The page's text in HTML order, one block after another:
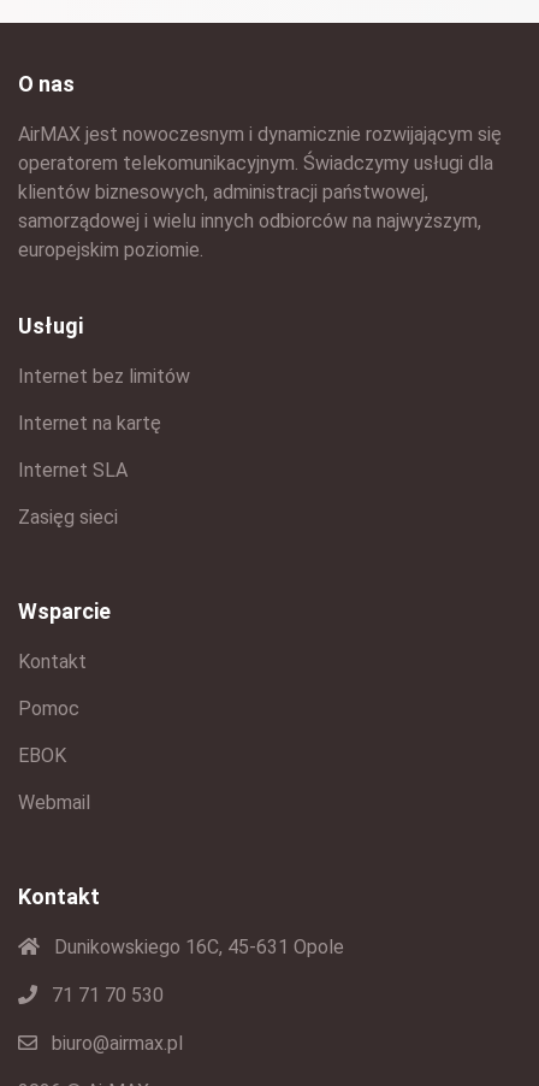
O nas
AirMAX jest nowoczesnym i dynamicznie rozwijającym się
operatorem telekomunikacyjnym. Świadczymy usługi dla
klientów biznesowych, administracji państwowej,
samorządowej i wielu innych odbiorców na najwyższym,
europejskim poziomie.
Usługi
Internet bez limitów
Internet na kartę
Internet SLA
Zasięg sieci
Wsparcie
Kontakt
Pomoc
EBOK
Webmail
Kontakt
Dunikowskiego 16C, 45-631 Opole
71 71 70 530
biuro@airmax.pl